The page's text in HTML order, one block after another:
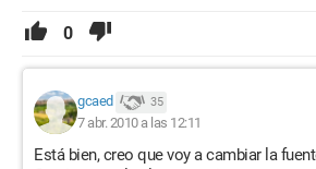
0
gcaed 35
7 abr. 2010 a las 12:11
Está bien, creo que voy a cambiar la